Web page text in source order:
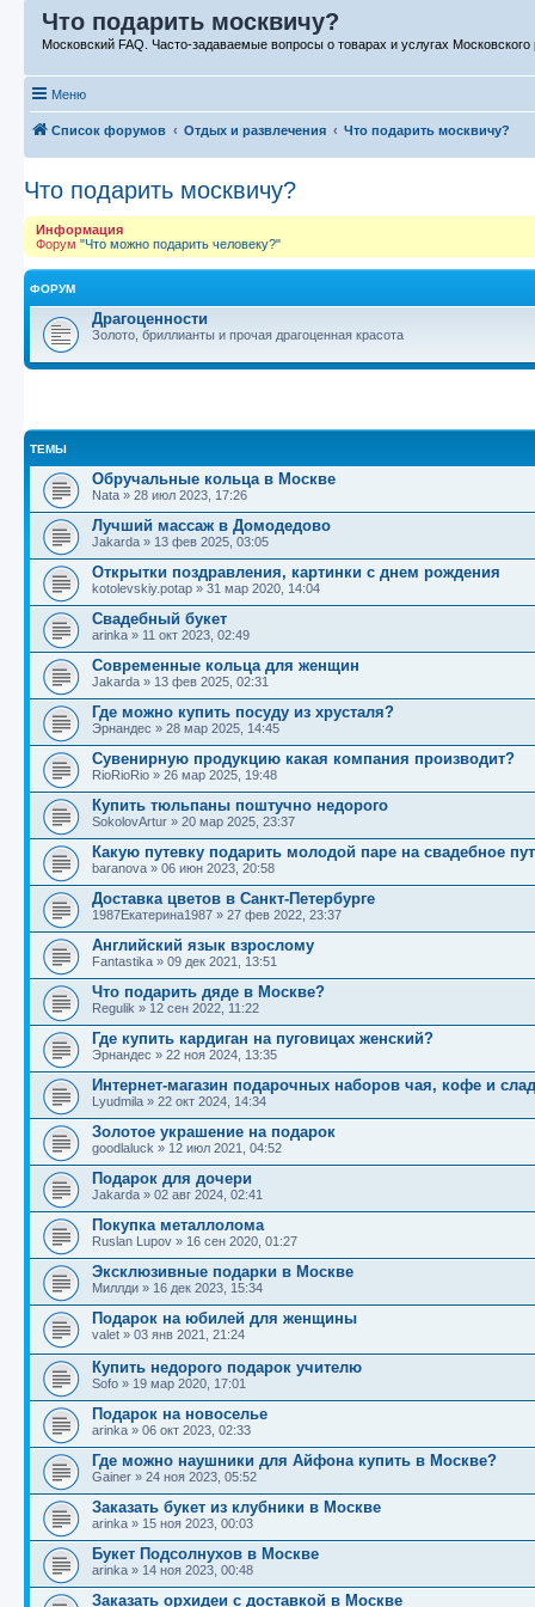
Что подарить москвичу?
Московский FAQ. Часто-задаваемые вопросы о товарах и услугах Московского
Меню
Список форумов Отдых и развлечения Что подарить москвичу?
Что подарить москвичу?
Информация
Форум "Что можно подарить человеку?"
ФОРУМ
Драгоценности
Золото, бриллианты и прочая драгоценная красота
ТЕМЫ
Обручальные кольца в Москве
Nata » 28 июл 2023, 17:26
Лучший массаж в Домодедово
Jakarda » 13 фев 2025, 03:05
Открытки поздравления, картинки с днем рождения
kotolevskiy.potap » 31 мар 2020, 14:04
Свадебный букет
arinka » 11 окт 2023, 02:49
Современные кольца для женщин
Jakarda » 13 фев 2025, 02:31
Где можно купить посуду из хрусталя?
Эрнандес » 28 мар 2025, 14:45
Сувенирную продукцию какая компания производит?
RioRioRio » 26 мар 2025, 19:48
Купить тюльпаны поштучно недорого
SokolovArtur » 20 мар 2025, 23:37
Какую путевку подарить молодой паре на свадебное
baranova » 06 июн 2023, 20:58
Доставка цветов в Санкт-Петербурге
1987Екатерина1987 » 27 фев 2022, 23:37
Английский язык взрослому
Fantastika » 09 дек 2021, 13:51
Что подарить дяде в Москве?
Regulik » 12 сен 2022, 11:22
Где купить кардиган на пуговицах женский?
Эрнандес » 22 ноя 2024, 13:35
Интернет-магазин подарочных наборов чая, кофе и
Lyudmila » 22 окт 2024, 14:34
Золотое украшение на подарок
goodlaluck » 12 июл 2021, 04:52
Подарок для дочери
Jakarda » 02 авг 2024, 02:41
Покупка металлолома
Ruslan Lupov » 16 сен 2020, 01:27
Эксклюзивные подарки в Москве
Миллди » 16 дек 2023, 15:34
Подарок на юбилей для женщины
valet » 03 янв 2021, 21:24
Купить недорого подарок учителю
Sofo » 19 мар 2020, 17:01
Подарок на новоселье
arinka » 06 окт 2023, 02:33
Где можно наушники для Айфона купить в Москве?
Gainer » 24 ноя 2023, 05:52
Заказать букет из клубники в Москве
arinka » 15 ноя 2023, 00:03
Букет Подсолнухов в Москве
arinka » 14 ноя 2023, 00:48
Заказать орхидеи с доставкой в Москве